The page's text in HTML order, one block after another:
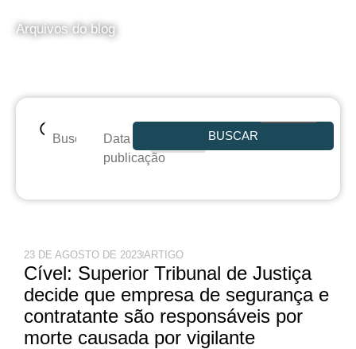
Arquivos do blog
Data de
publicação
BUSCAR
23 DE AGOSTO DE 2023ARTIGO
Cível: Superior Tribunal de Justiça
decide que empresa de segurança e
contratante são responsáveis por
morte causada por vigilante